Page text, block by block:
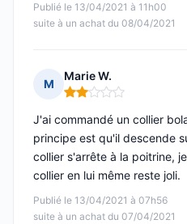
Publié le 13/04/2021 à 11h00
suite à un achat du 08/04/2021
M
Marie W.
Note : 2 sur 5
Publié le 13/04/2021 à 07h56
suite à un achat du 07/04/2021
J'ai commandé un collier
principe est qu'il descende
collier s'arrête à la poitrine,
collier en lui même reste joli.